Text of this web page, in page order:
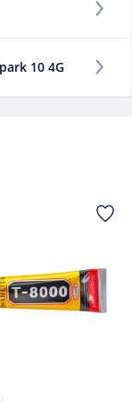
мы бы не
10 4G